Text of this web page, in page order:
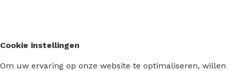
Cookie instellingen
Om uw ervaring op onze website te optimaliseren, willen